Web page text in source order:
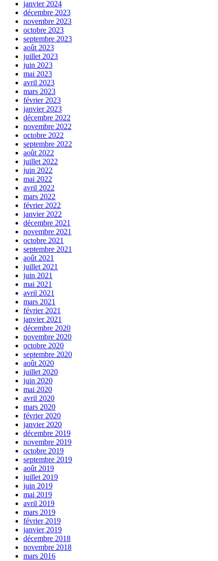
janvier 2024
décembre 2023
novembre 2023
octobre 2023
septembre 2023
août 2023
juillet 2023
juin 2023
mai 2023
avril 2023
mars 2023
février 2023
janvier 2023
décembre 2022
novembre 2022
octobre 2022
septembre 2022
août 2022
juillet 2022
juin 2022
mai 2022
avril 2022
mars 2022
février 2022
janvier 2022
décembre 2021
novembre 2021
octobre 2021
septembre 2021
août 2021
juillet 2021
juin 2021
mai 2021
avril 2021
mars 2021
février 2021
janvier 2021
décembre 2020
novembre 2020
octobre 2020
septembre 2020
août 2020
juillet 2020
juin 2020
mai 2020
avril 2020
mars 2020
février 2020
janvier 2020
décembre 2019
novembre 2019
octobre 2019
septembre 2019
août 2019
juillet 2019
juin 2019
mai 2019
avril 2019
mars 2019
février 2019
janvier 2019
décembre 2018
novembre 2018
mars 2016